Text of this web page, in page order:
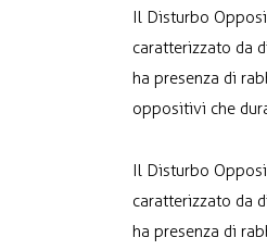
Il Disturbo
caratterizzato da
ha presenza di
oppositivi che
Il Disturbo
caratterizzato da
ha presenza di